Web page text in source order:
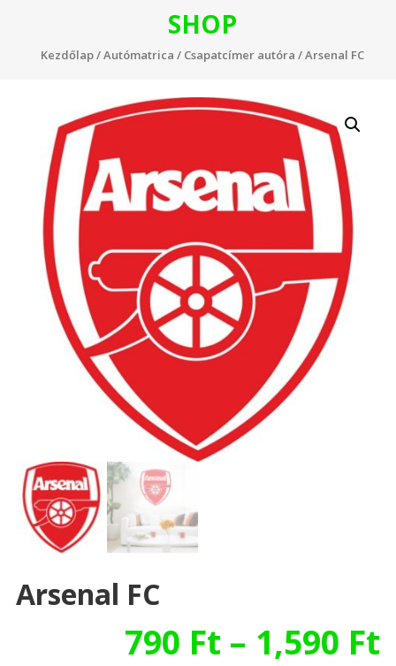
SHOP
Kezdőlap/Autómatrica / Csapatcímer autóra / Arsenal FC
Arsenal FC
790 Ft – 1,590 Ft